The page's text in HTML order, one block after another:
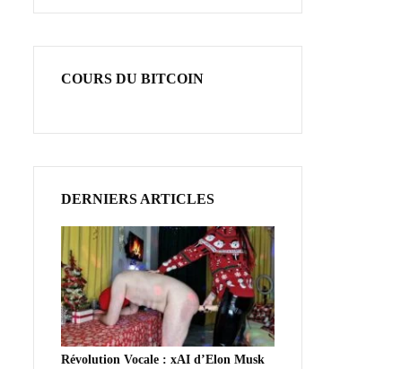
COURS DU BITCOIN
DERNIERS ARTICLES
Révolution Vocale : xAI d’Elon Musk